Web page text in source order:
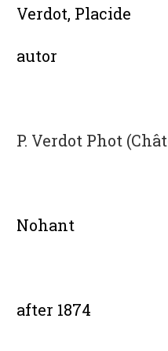
Verdot, Placide
autor
P. Verdot Phot
Nohant
after 1874